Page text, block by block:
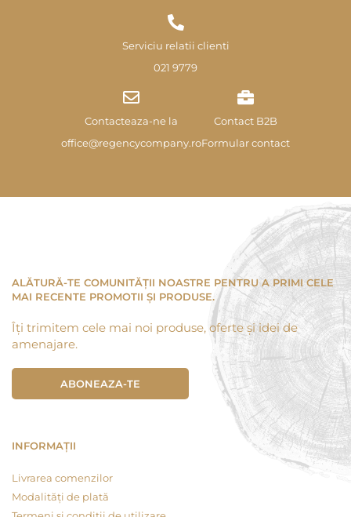
Serviciu relatii clienti
021 9779
Contacteaza-ne la
office@regencycompany.ro
Contact B2B
Formular contact
ALĂTURĂ-TE COMUNITĂȚII NOASTRE PENTRU A PRIMI CELE
MAI RECENTE PROMOTII ȘI PRODUSE.
Îți trimitem cele mai noi produse, oferte și idei de
amenajare.
ABONEAZA-TE
INFORMAȚII
Livrarea comenzilor
Modalități de plată